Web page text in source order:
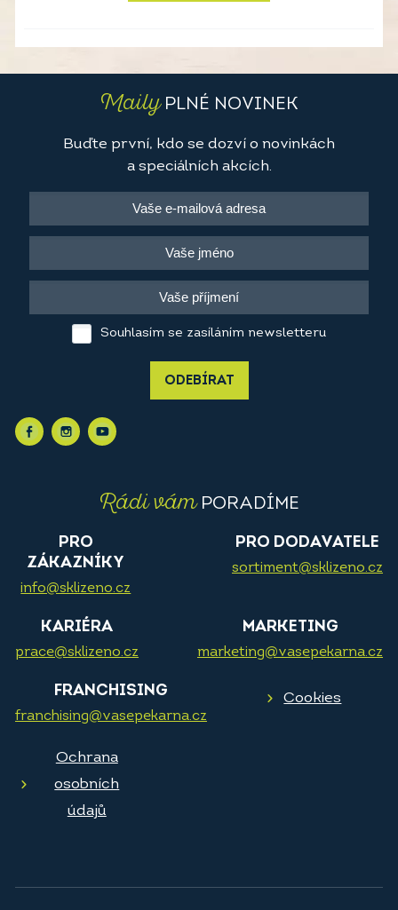
MailyPLNÉ NOVINEK
Buďte první, kdo se dozví o novinkách
a speciálních akcích.
Souhlasím se zasíláním newsletteru
ODEBÍRAT
Rádi vámPORADÍME
PRO
ZÁKAZNÍKY
info@sklizeno.cz
PRO DODAVATELE
sortiment@sklizeno.cz
KARIÉRA
prace@sklizeno.cz
MARKETING
marketing@vasepekarna.cz
FRANCHISING
franchising@vasepekarna.cz
Cookies
Ochrana
osobních
údajů